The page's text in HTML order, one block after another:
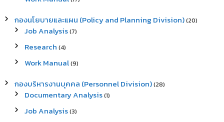
กองนโยบายและแผน (Policy and Planning Division)(20)
Job Analysis(7)
Research (4)
Work Manual(9)
กองบริหารงานบุคคล (Personnel Division)(28)
Documentary Analysis(1)
Job Analysis(3)